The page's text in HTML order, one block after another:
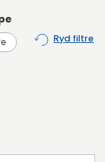
Ryd filtre